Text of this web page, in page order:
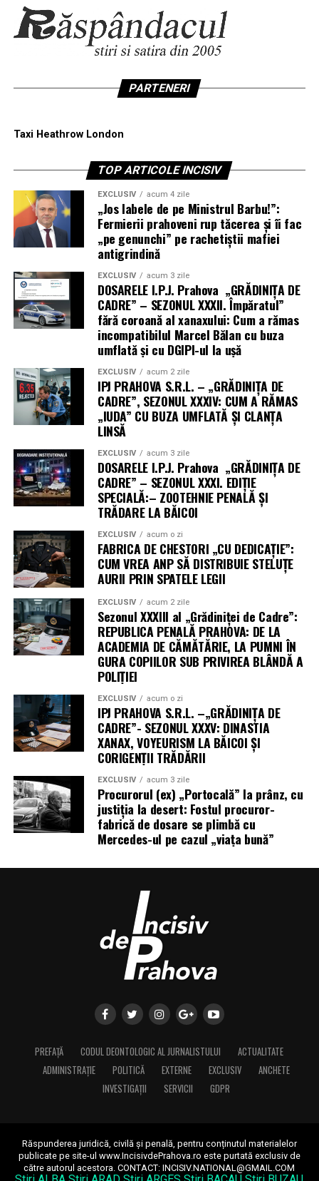
PARTENERI
Taxi Heathrow London
TOP ARTICOLE INCISIV
EXCLUSIV acum 4 zile
„Jos labele de pe Ministrul Barbu!”:
Fermierii prahoveni rup tăcerea și îi fac
„pe genunchi” pe rachetiștii mafiei
antigrindină
EXCLUSIV acum 3 zile
DOSARELE I.P.J. Prahova „GRĂDINIȚA DE
CADRE” – SEZONUL XXXII. Împăratul”
fără coroană al xanaxului: Cum a rămas
incompatibilul Marcel Bălan cu buza
umflată și cu DGIPI-ul la ușă
EXCLUSIV acum 2 zile
IPJ PRAHOVA S.R.L. – „GRĂDINIȚA DE
CADRE”, SEZONUL XXXIV: CUM A RĂMAS
„IUDA” CU BUZA UMFLATĂ ȘI CLANȚA
LINSĂ
EXCLUSIV acum 3 zile
DOSARELE I.P.J. Prahova „GRĂDINIȚA DE
CADRE” – SEZONUL XXXI. EDIȚIE
SPECIALĂ:– ZOOTEHNIE PENALĂ ȘI
TRĂDARE LA BĂICOI
EXCLUSIV acum o zi
FABRICA DE CHESTORI „CU DEDICAȚIE”:
CUM VREA ANP SĂ DISTRIBUIE STELUȚE
AURII PRIN SPATELE LEGII
EXCLUSIV acum 2 zile
Sezonul XXXIII al „Grădiniței de Cadre”:
REPUBLICA PENALĂ PRAHOVA: DE LA
ACADEMIA DE CĂMĂTĂRIE, LA PUMNI ÎN
GURA COPIILOR SUB PRIVIREA BLÂNDĂ A
POLIȚIEI
EXCLUSIV acum o zi
IPJ PRAHOVA S.R.L. –„GRĂDINIȚA DE
CADRE”- SEZONUL XXXV: DINASTIA
XANAX, VOYEURISM LA BĂICOI ȘI
CORIGENȚII TRĂDĂRII
EXCLUSIV acum 3 zile
Procurorul (ex) „Portocală” la prânz, cu
justiția la desert: Fostul procuror-
fabrică de dosare se plimbă cu
Mercedes-ul pe cazul „viața bună”
PREFAȚĂ CODUL DEONTOLOGIC AL JURNALISTULUI
ACTUALITATE
ADMINISTRAȚIE
POLITICĂ EXTERNE EXCLUSIV
ANCHETE
INVESTIGAȚII
SERVICII GDPR
Răspunderea juridică, civilă și penală, pentru conținutul materialelor
publicate pe site-ul www.IncisivdePrahova.ro este purtată exclusiv de
către autorul acestora.CONTACT: INCISIV.NATIONAL@GMAIL.COM